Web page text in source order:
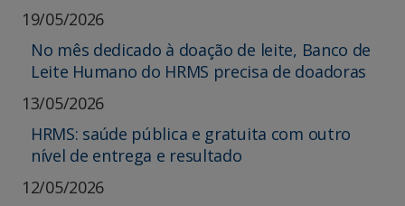
19/05/2026
No mês dedicado à doação de leite, Banco de
Leite Humano do HRMS precisa de doadoras
13/05/2026
HRMS: saúde pública e gratuita com outro
nível de entrega e resultado
12/05/2026